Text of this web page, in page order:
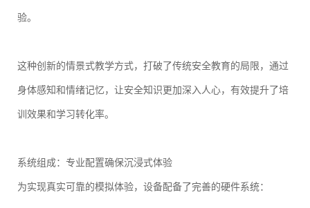
验。
这种创新的情景式教学方式，打破了传统安全教育的局限，通过
身体感知和情绪记忆，让安全知识更加深入人心，有效提升了培
训效果和学习转化率。
系统组成：专业配置确保沉浸式体验
为实现真实可靠的模拟体验，设备配备了完善的硬件系统：